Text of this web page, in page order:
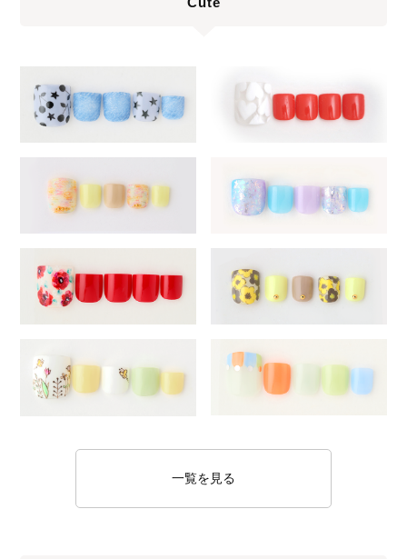
一覧を見る